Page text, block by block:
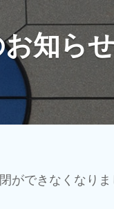
のお
できなくなりま